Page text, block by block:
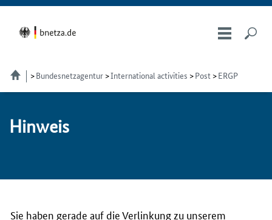
Bundesnetzagentur International activities Post ERGP
Hin­weis
Sie haben gerade auf die Verlinkung zu unserem